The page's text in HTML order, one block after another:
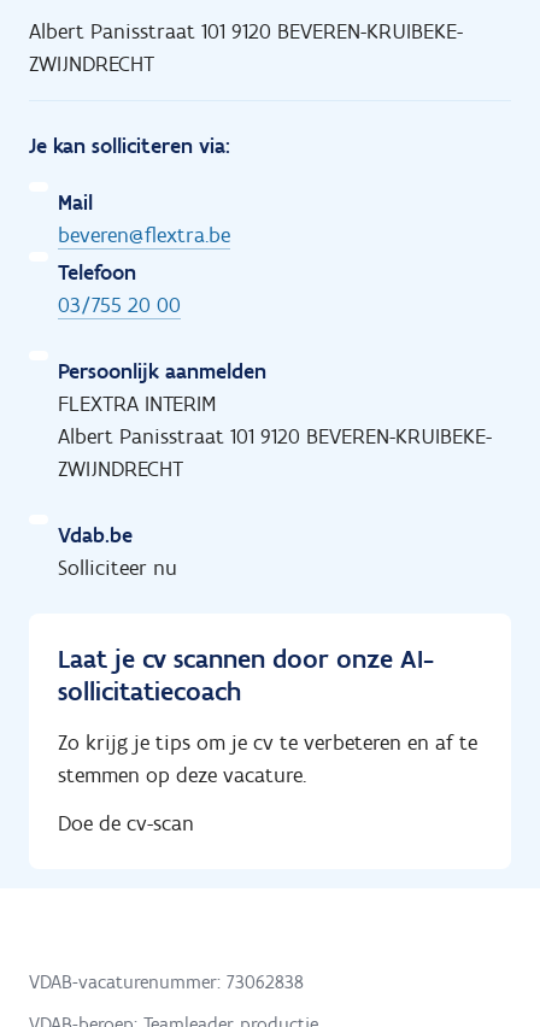
Albert Panisstraat 101 9120 BEVEREN-KRUIBEKE-
ZWIJNDRECHT
Je kan solliciteren via:
Mail
beveren@flextra.be
Telefoon
03/755 20 00
Persoonlijk aanmelden
FLEXTRA INTERIM
Albert Panisstraat 101 9120 BEVEREN-KRUIBEKE-
ZWIJNDRECHT
Vdab.be
Solliciteer nu
Laat je cv scannen door onze AI-
sollicitatiecoach
Zo krijg je tips om je cv te verbeteren en af te
stemmen op deze vacature.
Doe de cv-scan
VDAB-vacaturenummer: 73062838